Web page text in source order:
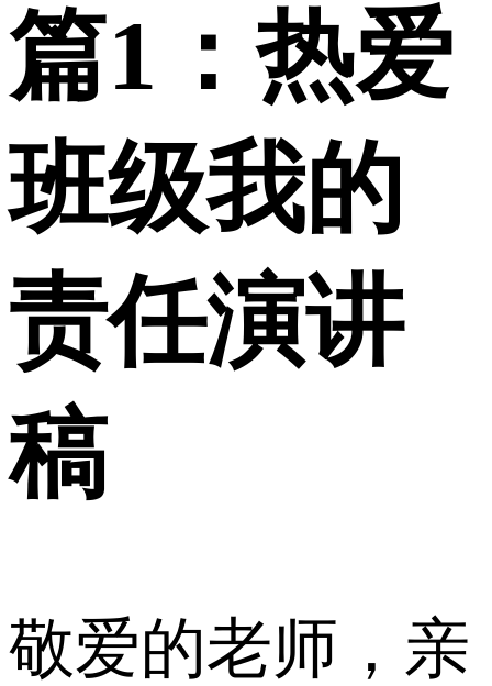
篇1：热爱
班级我的
责任演讲
稿
敬爱的老师，亲